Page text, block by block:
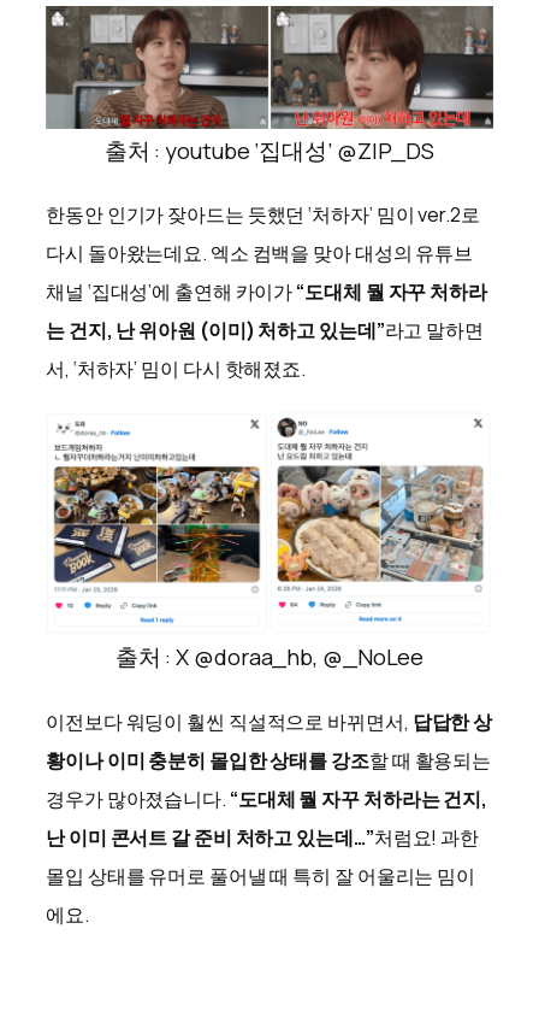
출처 : youtube ‘집대성’ @ZIP_DS
한동안 인기가 잦아드는 듯했던 ‘처하자’ 밈이 ver.2로
다시 돌아왔는데요. 엑소 컴백을 맞아 대성의 유튜브
채널 ‘집대성’에 출연해 카이가“도대체 뭘 자꾸 처하라
는 건지, 난 위아원 (이미) 처하고 있는데”라고 말하면
서, ‘처하자’ 밈이 다시 핫해졌죠.
출처 : X @doraa_hb, @_NoLee
이전보다 워딩이 훨씬 직설적으로 바뀌면서, 답답한 상
황이나 이미 충분히 몰입한 상태를 강조할 때 활용되는
경우가 많아졌습니다. “도대체 뭘 자꾸 처하라는 건지,
난 이미 콘서트 갈 준비 처하고 있는데…”처럼요! 과한
몰입 상태를 유머로 풀어낼 때 특히 잘 어울리는 밈이
에요.